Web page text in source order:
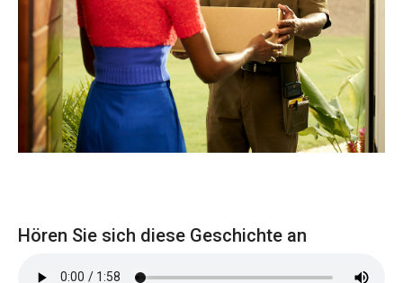
Hören Sie sich diese Geschichte an